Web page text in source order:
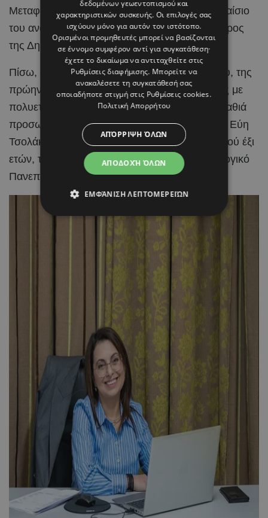
Μεταφορών, Επικοινωνιών και Έργων στο πλαίσιο
του ανασχηματισμού που αποφάσισε ο Πρόεδρος
της Δημοκρατίας, Νίκος Χριστοδουλίδης.
Πίσω, όμως, από το βιογραφικό της δικηγόρου, της
πρώην δημοτικής συμβούλου και της γυναίκας με
πολυετή πολιτική παρουσία, υπάρχει και μια βαθιά
προσωπική ιστορία κοινωνικής προσφοράς, η Εύη
Τσολάκη υπήρξε ανάδοχη μητέρα ενός κοριτσιού έξι
ετών, το οποίο σήμερα σπουδάζει στο Τεχνολογικό
Πανεπιστήμιο Κύπρου.
δεδομένων γεωεντοπισμού και
χαρακτηριστικών συσκευής. Οι επιλογές σας
ισχύουν μόνο για αυτόν τον ιστότοπο.
Ορισμένοι προμηθευτές μπορεί να βασίζονται
σε έννομο συμφέρον αντί για συγκατάθεση·
έχετε το δικαίωμα να αντιταχθείτε στις
Ρυθμίσεις διαφήμισης. Μπορείτε να
ανακαλέσετε τη συγκατάθεσή σας
οποιαδήποτε στιγμή στις Ρυθμίσεις cookies.
Πολιτική Απορρήτου
ΑΠΟΔΟΧΉ ΌΛΩΝ
ΑΠΌΡΡΙΨΗ ΌΛΩΝ
ΕΜΦΆΝΙΣΗ ΛΕΠΤΟΜΕΡΕΙΏΝ